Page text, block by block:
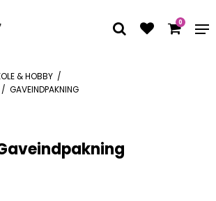
0
& HOBBY /
/ GAVEINDPAKNING